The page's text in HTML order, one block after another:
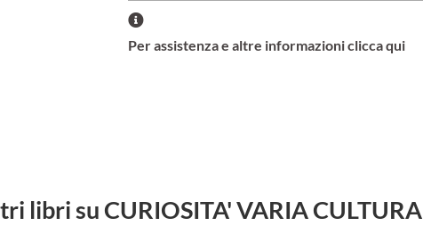
Per assistenza e altre informazioni clicca qui
libri su CURIOSITA' VARIA CULTURA